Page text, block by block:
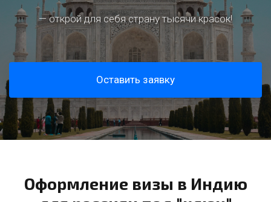
— открой для себя страну тысячи красок!
Оставить заявку
Оформление визы в Индию